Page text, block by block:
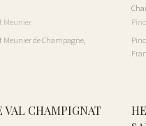
Meunier
de Champagne,
VAL CHAMPIGNAT